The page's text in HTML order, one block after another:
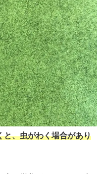
と、虫がわく場合があり